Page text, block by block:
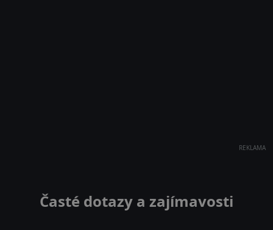
REKLAMA
Časté dotazy a zajímavosti